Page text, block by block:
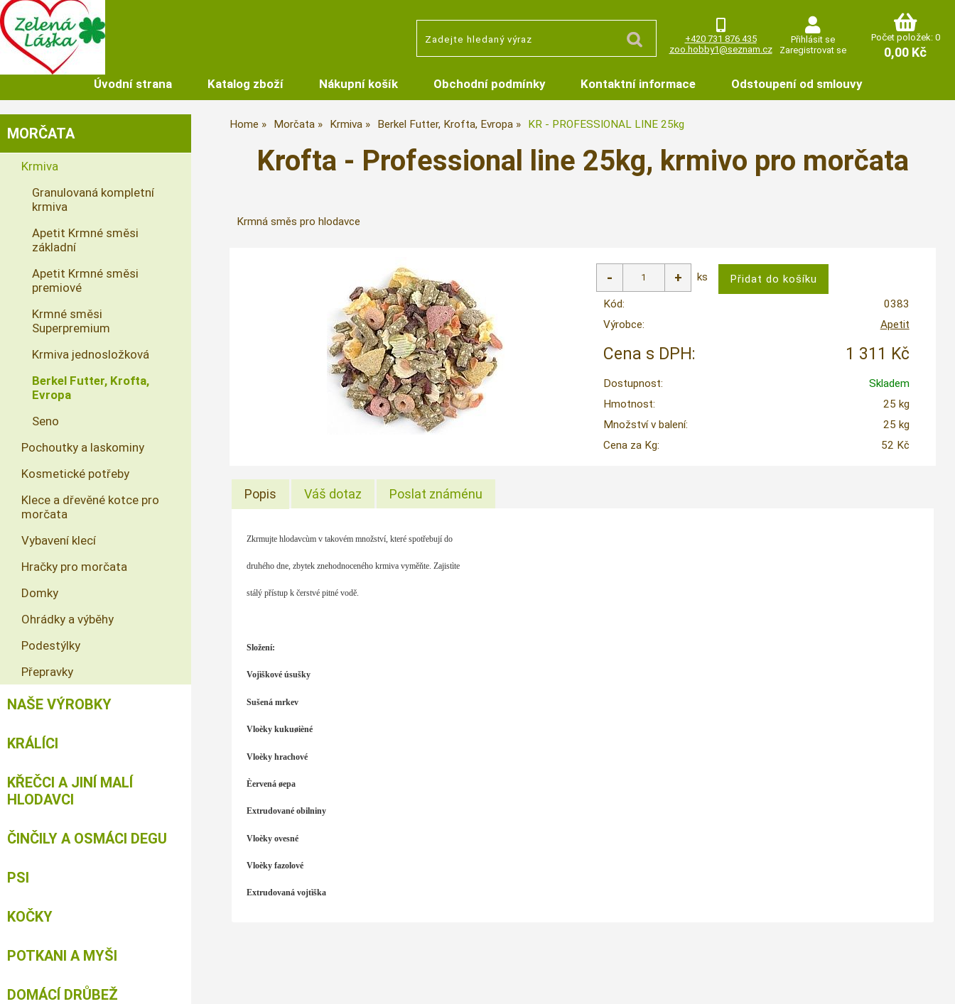
+420 731 876 435
zoo.hobby1@seznam.cz
Přihlásit se
Zaregistrovat se
Počet položek: 0
0,00 Kč
Úvodní strana Katalog zboží Nákupní košík Obchodní podmínky Kontaktní informace Odstoupení od smlouvy
Home Morčata Krmiva Berkel Futter, Krofta, Evropa KR - PROFESSIONAL LINE 25kg
Krofta - Professional line 25kg, krmivo pro morčata
Krmná směs pro hlodavce
ks
Kód:
0383
Výrobce:
Apetit
Cena s DPH: 1 311 Kč
Dostupnost:
Skladem
Hmotnost:
25 kg
Množství v balení:
25 kg
Cena za Kg:
52 Kč
Popis Váš dotaz Poslat známénu
Zkrmujte hlodavcùm v takovém množství, které spotřebují do
druhého dne, zbytek znehodnoceného krmiva vyměňte. Zajistìte
stálý přístup k čerstvé pitné vodě.
Složení:
Vojìškové úsušky
Sušená mrkev
Vloèky kukuøièné
Vloèky hrachové
Èervená øepa
Extrudované obilniny
Vloèky ovesné
Vloèky fazolové
Extrudovaná vojtìška
MORČATA
Krmiva
Granulovaná kompletní
krmiva
Apetit Krmné směsi
základní
Apetit Krmné směsi
premiové
Krmné směsi
Superpremium
Krmiva jednosložková
Berkel Futter, Krofta,
Evropa
Seno
Pochoutky a laskominy
Kosmetické potřeby
Klece a dřevěné kotce pro
morčata
Vybavení klecí
Hračky pro morčata
Domky
Ohrádky a výběhy
Podestýlky
Přepravky
NAŠE VÝROBKY
KRÁLÍCI
KŘEČCI A JINÍ MALÍ
HLODAVCI
ČINČILY A OSMÁCI DEGU
PSI
KOČKY
POTKANI A MYŠI
DOMÁCÍ DRŮBEŽ